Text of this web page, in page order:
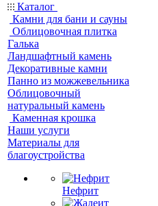
Каталог
Камни для бани и сауны
Облицовочная плитка
Галька
Ландшафтный камень
Декоративные камни
Панно из можжевельника
Облицовочный
натуральный камень
Каменная крошка
Наши услуги
Материалы для
благоустройства
Нефрит